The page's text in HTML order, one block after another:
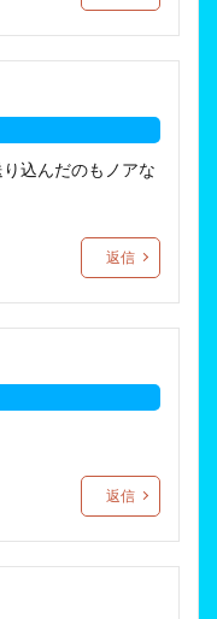
込んだのもノアな
返信
返信